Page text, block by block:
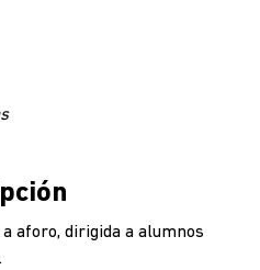
aforo, dirigida a alumnos